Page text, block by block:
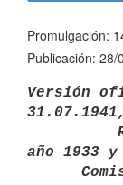
Promulgación:
Publicación: 28/
Versión
año 1933